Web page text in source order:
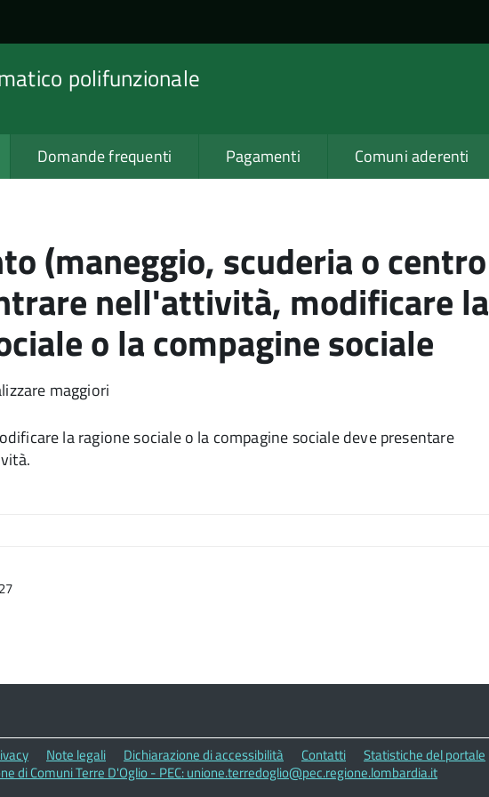
polifunzionale
Domande frequenti Pagamenti Comuni aderenti
(maneggio, scuderia o centro
nell'attività, modificare la
o la compagine sociale
maggiori
la ragione sociale o la compagine sociale deve presentare
Note legali Dichiarazione di accessibilità Contatti Statistiche del portale
di Comuni Terre D'Oglio - PEC: unione.terredoglio@pec.regione.lombardia.it